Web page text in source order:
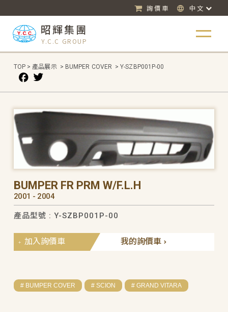
詢價車 中文
昭輝集團
Y.C.C GROUP
TOP > 產品展示 > BUMPER COVER > Y-SZBP001P-00
BUMPER FR PRM W/F.L.H
2001 - 2004
產品型號 : Y-SZBP001P-00
我的詢價車
加入詢價車
# BUMPER COVER # SCION # GRAND VITARA